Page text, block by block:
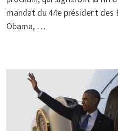
mandat du 44e président des
Obama, …